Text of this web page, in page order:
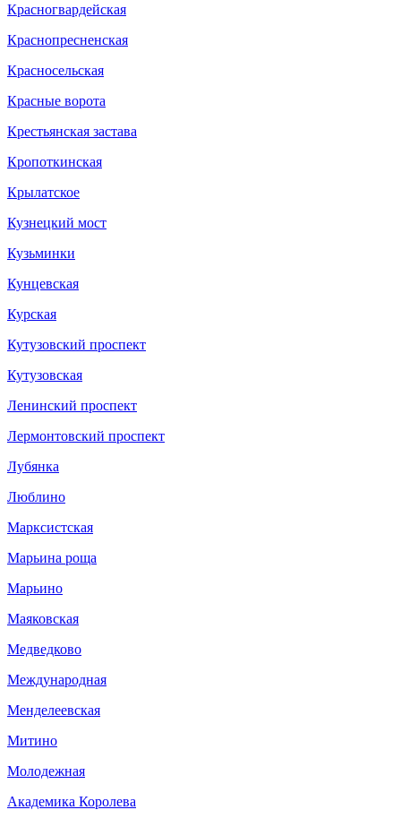
Красногвардейская
Краснопресненская
Красносельская
Красные ворота
Крестьянская застава
Кропоткинская
Крылатское
Кузнецкий мост
Кузьминки
Кунцевская
Курская
Кутузовский проспект
Кутузовская
Ленинский проспект
Лермонтовский проспект
Лубянка
Люблино
Марксистская
Марьина роща
Марьино
Маяковская
Медведково
Международная
Менделеевская
Митино
Молодежная
Академика Королева